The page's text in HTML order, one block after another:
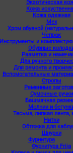
Экзотическая
Кожа
Кожа одежная
Мех
Хром обувной
Чепрак
Инструменты и
Обувные
Разметка и
Для ручного
Для ремонта и
Вспомогательные
Стропы
Ременные
Сумочные ручки
Башмачная
Молнии и
Тесьма, липкая лента,
Нитки
Обтяжка для
Шнурки
Фурнитура
Фурнитура Frija